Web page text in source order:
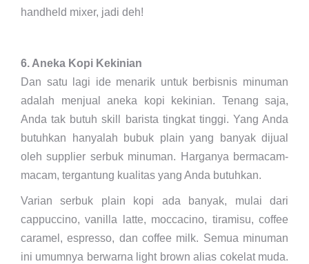
handheld mixer, jadi deh!
6. Aneka Kopi Kekinian
Dan satu lagi ide menarik untuk berbisnis minuman
adalah menjual aneka kopi kekinian. Tenang saja,
Anda tak butuh skill barista tingkat tinggi. Yang Anda
butuhkan hanyalah bubuk plain yang banyak dijual
oleh supplier serbuk minuman. Harganya bermacam-
macam, tergantung kualitas yang Anda butuhkan.
Varian serbuk plain kopi ada banyak, mulai dari
cappuccino, vanilla latte, moccacino, tiramisu, coffee
caramel, espresso, dan coffee milk. Semua minuman
ini umumnya berwarna light brown alias cokelat muda.